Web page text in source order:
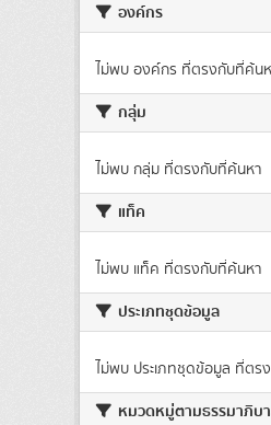
องค์กร
ไม่พบ องค์กร ที่ตรงกับที่ค้น
กลุ่ม
ไม่พบ กลุ่ม ที่ตรงกับที่ค้นหา
แท็ค
ไม่พบ แท็ค ที่ตรงกับที่ค้นหา
ประเภทชุดข้อมูล
ไม่พบ ประเภทชุดข้อมูล ที่ตร
หมวดหมู่ตามธรรมาภิบ